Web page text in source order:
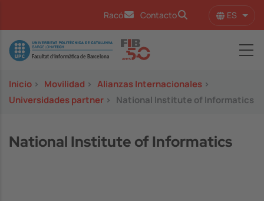
Racó Contacto ES
Image
Inicio > Movilidad > Alianzas Internacionales >
Universidades partner > National Institute of Informatics
National Institute of Informatics